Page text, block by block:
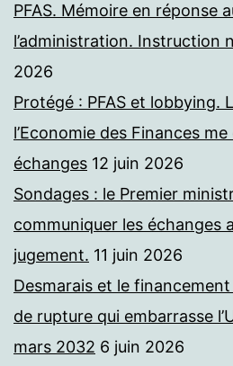
PFAS. Mémoire en réponse
l’administration. Instruction
2026
Protégé : PFAS et lobbying.
l’Economie des Finances
échanges 12 juin 2026
Sondages : le Premier
communiquer les échanges
jugement. 11 juin 2026
Desmarais et le
de rupture qui embarrasse
mars 2032 6 juin 2026